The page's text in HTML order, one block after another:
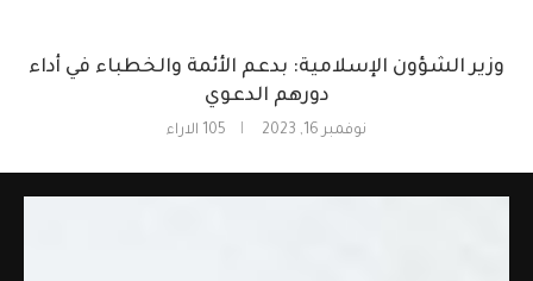
وزير الشؤون الإسلامية: بدعم الأئمة والخطباء في أداء
دورهم الدعوي
نوفمبر 16, 2023 105 الاراء